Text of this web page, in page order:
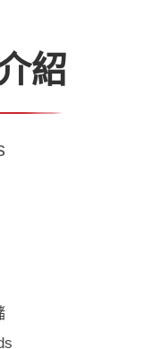
紹